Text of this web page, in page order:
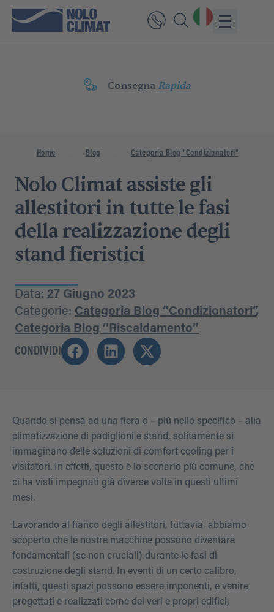
Consegna Rapida
Home Blog Categoria Blog "Condizionatori"
Nolo Climat assiste gli
allestitori in tutte le fasi
della realizzazione degli
stand fieristici
Data: 27 Giugno 2023
Categorie: Categoria Blog “Condizionatori”,
Categoria Blog “Riscaldamento”
CONDIVIDI
Quando si pensa ad una fiera o – più nello specifico – alla
climatizzazione di padiglioni e stand, solitamente si
immaginano delle soluzioni di comfort cooling per i
visitatori. In effetti, questo è lo scenario più comune, che
ci ha visti impegnati già diverse volte in questi ultimi
mesi.
Lavorando al fianco degli allestitori, tuttavia, abbiamo
scoperto che le nostre macchine possono diventare
fondamentali (se non cruciali) durante le fasi di
costruzione degli stand. In eventi di un certo calibro,
infatti, questi spazi possono essere imponenti, e venire
progettati e realizzati come dei veri e propri edifici,